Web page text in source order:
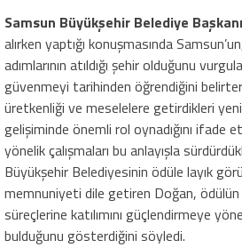
Samsun Büyükşehir Belediye
alırken yaptığı konuşmasında
adımlarının atıldığı şehir olduğunu
güvenmeyi tarihinden öğrendiğini
üretkenliği ve meselelere getirdikleri yeni
gelişiminde önemli rol oynadığını ifade
yönelik çalışmaları bu anlayışla
Büyükşehir Belediyesinin ödüle layık
memnuniyeti dile getiren Doğan,
süreçlerine katılımını güçlendirmeye
bulduğunu gösterdiğini söyledi.